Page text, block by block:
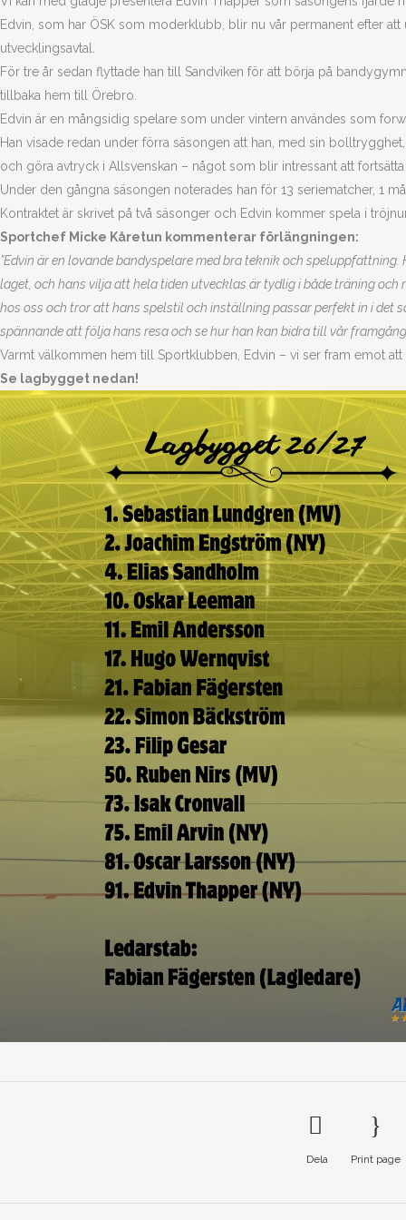
Edvin, som har ÖSK som moderklubb, blir nu vår permanent efter
utvecklingsavtal.
För tre år sedan flyttade han till Sandviken för att börja på
tillbaka hem till Örebro.
Edvin är en mångsidig spelare som under vintern användes som
Han visade redan under förra säsongen att han, med sin
och göra avtryck i Allsvenskan – något som blir intressant att
Under den gångna säsongen noterades han för 13 seriematcher, 1
Kontraktet är skrivet på två säsonger och Edvin kommer spela i
Sportchef Micke Kåretun kommenterar förlängningen:
”Edvin är en lovande bandyspelare med bra teknik och
laget, och hans vilja att hela tiden utvecklas är tydlig i både träning
hos oss och tror att hans spelstil och inställning passar perfekt in i det
spännande att följa hans resa och se hur han kan bidra till vår
Varmt välkommen hem till Sportklubben, Edvin – vi ser fram emot
Se lagbygget nedan!
Dela Print page